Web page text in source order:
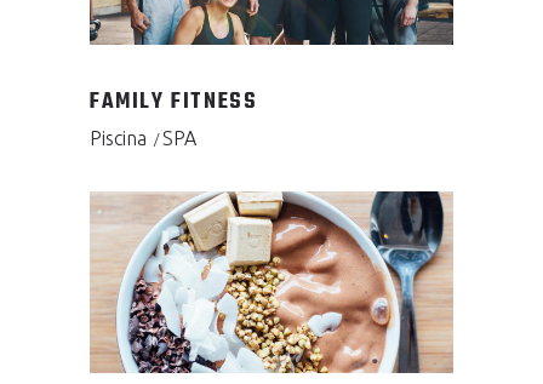
FAMILY FITNESS
Piscina SPA